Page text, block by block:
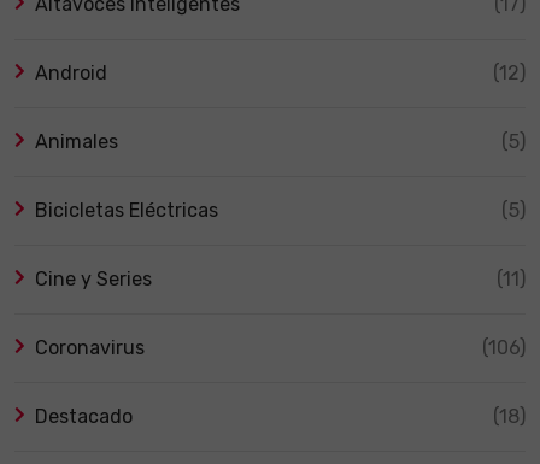
Android (12)
Animales (5)
Bicicletas Eléctricas (5)
Cine y Series (11)
Coronavirus (106)
Destacado (18)